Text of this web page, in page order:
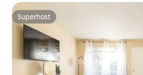
Superhost
Superhost